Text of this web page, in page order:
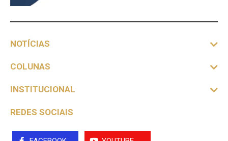
NOTÍCIAS
COLUNAS
INSTITUCIONAL
REDES SOCIAIS